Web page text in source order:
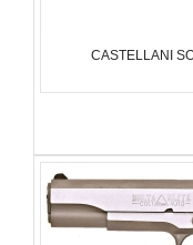
CASTELLANI